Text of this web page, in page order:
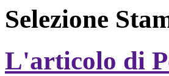
Selezione
L'articolo di